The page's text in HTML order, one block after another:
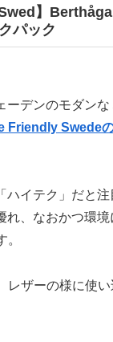
】
パック
ーデンのモダン
Friendly Swede
ハイテク」だと
れ、なおかつ環
レザーの様に使